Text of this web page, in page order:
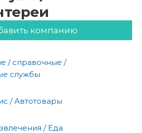
компанию
/ справочные /
службы
/ Автотовары
/ Еда